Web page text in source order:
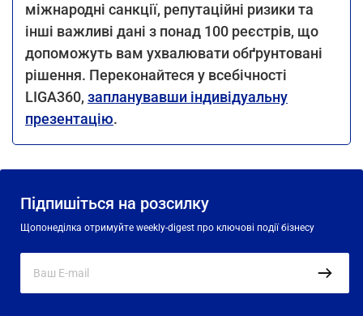
міжнародні санкції, репутаційні ризики та
інші важливі дані з понад 100 реєстрів, що
допоможуть вам ухвалювати обґрунтовані
рішення. Переконайтеся у всебічності
LIGA360, запланувавши індивідуальну
презентацію.
Підпишіться на розсилку
Щопонеділка отримуйте weekly-digest про ключові події бізнесу